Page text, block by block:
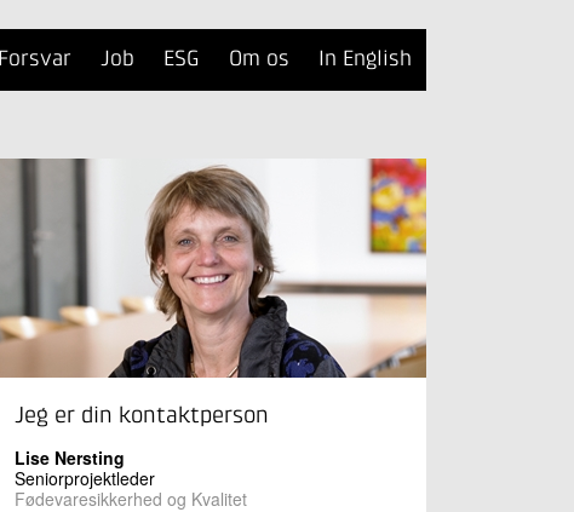
Forsvar Job ESG Om os In English
Jeg er din kontaktperson
Lise Nersting
Seniorprojektleder
Fødevaresikkerhed og Kvalitet